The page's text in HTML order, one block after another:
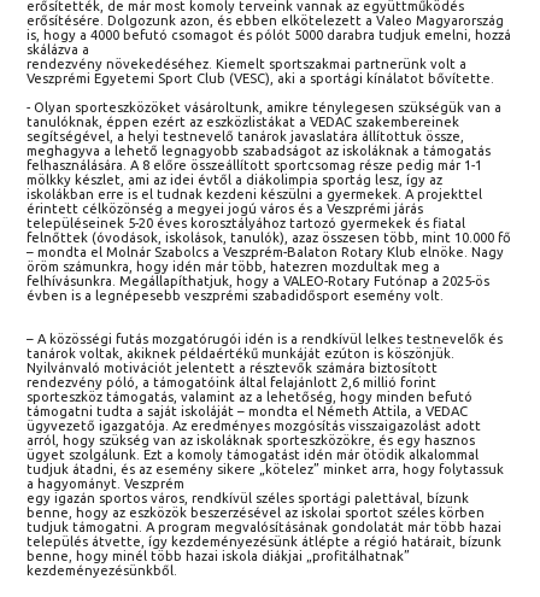
erősítették, de már most komoly terveink vannak az együttműködés
erősítésére. Dolgozunk azon, és ebben elkötelezett a Valeo Magyarország
is, hogy a 4000 befutó csomagot és pólót 5000 darabra tudjuk emelni, hozzá
skálázva a
rendezvény növekedéséhez. Kiemelt sportszakmai partnerünk volt a
Veszprémi Egyetemi Sport Club (VESC), aki a sportági kínálatot bővítette.
- Olyan sporteszközöket vásároltunk, amikre ténylegesen szükségük van a
tanulóknak, éppen ezért az eszközlistákat a VEDAC szakembereinek
segítségével, a helyi testnevelő tanárok javaslatára állítottuk össze,
meghagyva a lehető legnagyobb szabadságot az iskoláknak a támogatás
felhasználására. A 8 előre összeállított sportcsomag része pedig már 1-1
mölkky készlet, ami az idei évtől a diákolimpia sportág lesz, így az
iskolákban erre is el tudnak kezdeni készülni a gyermekek. A projekttel
érintett célközönség a megyei jogú város és a Veszprémi járás
településeinek 5-20 éves korosztályához tartozó gyermekek és fiatal
felnőttek (óvodások, iskolások, tanulók), azaz összesen több, mint 10.000 fő
– mondta el Molnár Szabolcs a Veszprém-Balaton Rotary Klub elnöke. Nagy
öröm számunkra, hogy idén már több, hatezren mozdultak meg a
felhívásunkra. Megállapíthatjuk, hogy a VALEO-Rotary Futónap a 2025-ös
évben is a legnépesebb veszprémi szabadidősport esemény volt.
– A közösségi futás mozgatórugói idén is a rendkívül lelkes testnevelők és
tanárok voltak, akiknek példaértékű munkáját ezúton is köszönjük.
Nyilvánvaló motivációt jelentett a résztevők számára biztosított
rendezvény póló, a támogatóink által felajánlott 2,6 millió forint
sporteszköz támogatás, valamint az a lehetőség, hogy minden befutó
támogatni tudta a saját iskoláját – mondta el Németh Attila, a VEDAC
ügyvezető igazgatója. Az eredményes mozgósítás visszaigazolást adott
arról, hogy szükség van az iskoláknak sporteszközökre, és egy hasznos
ügyet szolgálunk. Ezt a komoly támogatást idén már ötödik alkalommal
tudjuk átadni, és az esemény sikere „kötelez” minket arra, hogy folytassuk
a hagyományt. Veszprém
egy igazán sportos város, rendkívül széles sportági palettával, bízunk
benne, hogy az eszközök beszerzésével az iskolai sportot széles körben
tudjuk támogatni. A program megvalósításának gondolatát már több hazai
település átvette, így kezdeményezésünk átlépte a régió határait, bízunk
benne, hogy minél több hazai iskola diákjai „profitálhatnak”
kezdeményezésünkből.